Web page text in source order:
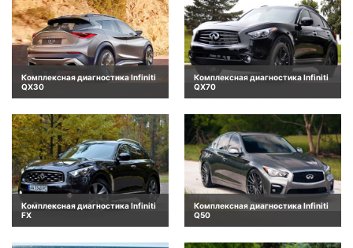
Комплексная диагностика Infiniti
QX30
Комплексная диагностика Infiniti
QX70
Комплексная диагностика Infiniti
FX
Комплексная диагностика Infiniti
Q50